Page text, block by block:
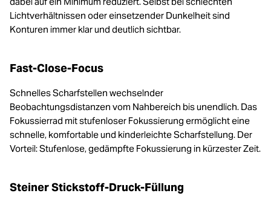
Lichtverhältnissen oder einsetzender Dunkelheit sind
Konturen immer klar und deutlich sichtbar.
Fast-Close-Focus
Schnelles Scharfstellen wechselnder
Beobachtungsdistanzen vom Nahbereich bis unendlich. Das
Fokussierrad mit stufenloser Fokussierung ermöglicht eine
schnelle, komfortable und kinderleichte Scharfstellung. Der
Vorteil: Stufenlose, gedämpfte Fokussierung in kürzester Zeit.
Steiner Stickstoff-Druck-Füllung